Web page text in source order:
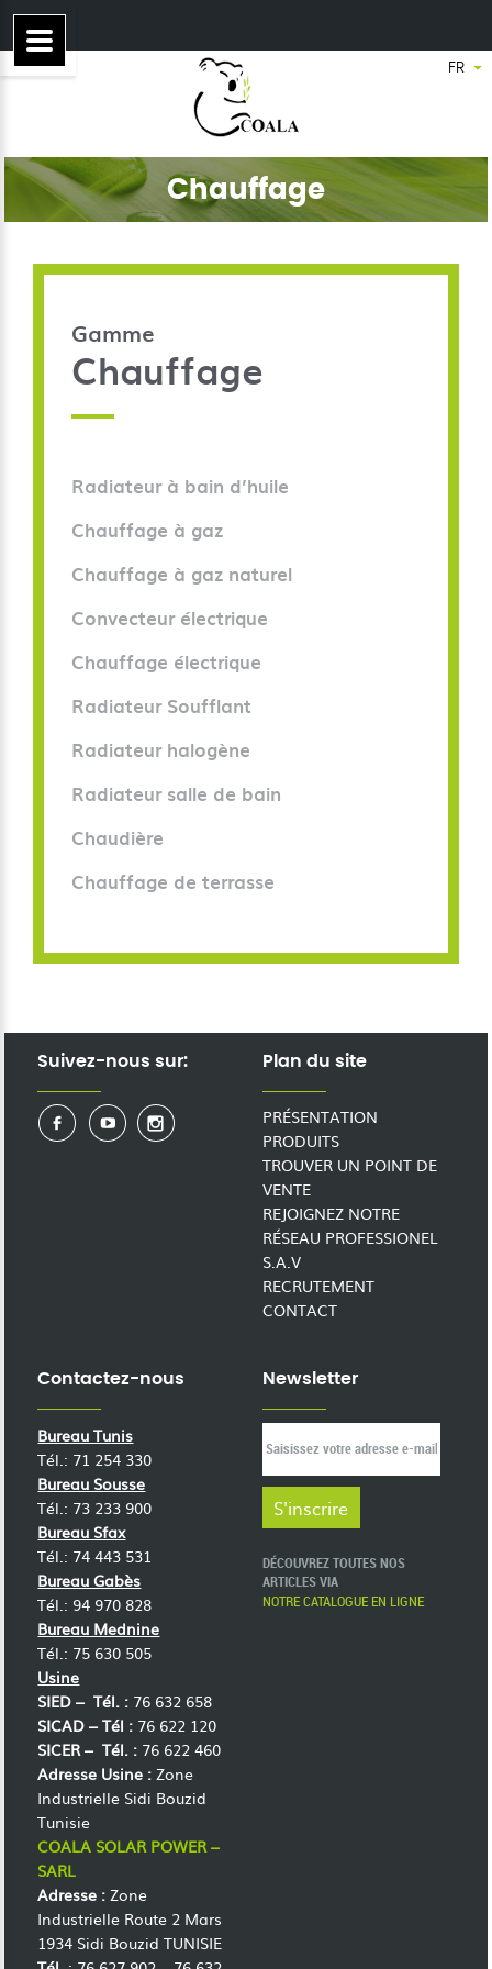
Chauffage
Gamme
Chauffage
Radiateur à bain d’huile
Chauffage à gaz
Chauffage à gaz naturel
Convecteur électrique
Chauffage électrique
Radiateur Soufflant
Radiateur halogène
Radiateur salle de bain
Chaudière
Chauffage de terrasse
Suivez-nous sur: Plan du site
PRÉSENTATION
PRODUITS
TROUVER UN POINT DE
VENTE
REJOIGNEZ NOTRE
RÉSEAU PROFESSIONEL
S.A.V
RECRUTEMENT
CONTACT
Contactez-nous
Bureau Tunis
Tél.: 71 254 330
Bureau Sousse
Tél.: 73 233 900
Bureau Sfax
Tél.: 74 443 531
Bureau Gabès
Tél.: 94 970 828
Bureau Mednine
Tél.: 75 630 505
Usine
SIED – Tél. : 76 632 658
SICAD –Tél : 76 622 120
SICER – Tél. : 76 622 460
Adresse Usine : Zone
Industrielle Sidi Bouzid
Tunisie
COALA SOLAR POWER –
SARL
Adresse :Zone
Industrielle Route 2 Mars
1934 Sidi Bouzid TUNISIE
Newsletter
DÉCOUVREZ TOUTES NOS
ARTICLES VIA
NOTRE CATALOGUE EN LIGNE